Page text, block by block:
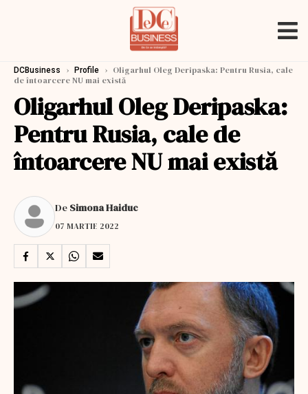
DCBusiness › Profile › Oligarhul Oleg Deripaska: Pentru Rusia, cale
de întoarcere NU mai există
Oligarhul Oleg Deripaska:
Pentru Rusia, cale de
întoarcere NU mai există
De Simona Haiduc
07 MARTIE 2022